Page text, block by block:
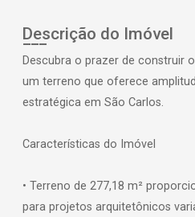
Descrição do Imóvel
Descubra o prazer de construir
um terreno que oferece
estratégica em São Carlos.
Características do Imóvel
• Terreno de 277,18 m²
para projetos arquitetônicos